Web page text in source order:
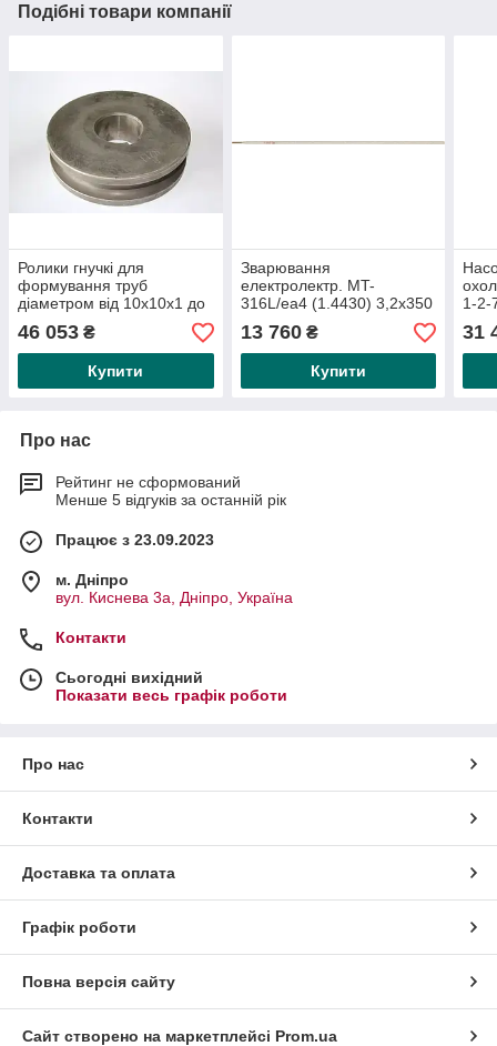
Подібні товари компанії
Ролики гнучкі для
формування труб
діаметром від 10х10х1 до
20х20х2 мм для АПК 30
Ролики гнучкі дійсні
46 053 ₴
Купити
Зварювання
електролектр. MT-
316L/ea4 (1.4430) 3,2x350
мм (ок. 139 шт./5кг. пак.)
стійкий до іржі та кислот
13 760₴
Купити
1-2-
165
31
Про нас
Рейтинг не сформований
Менше 5 відгуків за останній рік
Працює з 23.09.2023
м. Дніпро
вул. Киснева 3а, Дніпро, Україна
Контакти
Сьогодні вихідний
Показати весь графік роботи
Про нас
Контакти
Доставка та оплата
Графік роботи
Повна версія сайту
Сайт створено на маркетплейсі Prom.ua